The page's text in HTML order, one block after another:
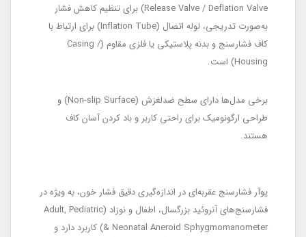
Release Valve / Deflation Valve) برای تنظیم کاهش فشار
به‌صورت تدریجی، لوله اتصال (Inflation Tube) برای ارتباط با
کاف فشارسنج و بدنه پلاستیکی یا فلزی مقاوم (Casing /
Housing) است.
برخی مدل‌ها دارای سطح ضدلغزش (Non-slip Surface) و
طراحی ارگونومیک برای راحتی کاربر و باد کردن آسان کاف
هستند.
پوآر فشارسنج عقربه‌ای در اندازه‌گیری دقیق فشار خون، به ویژه در
فشارسنج‌های آنروئید بزرگسال، اطفال و نوزاد (Adult, Pediatric
& Neonatal Aneroid Sphygmomanometer) کاربرد دارد و